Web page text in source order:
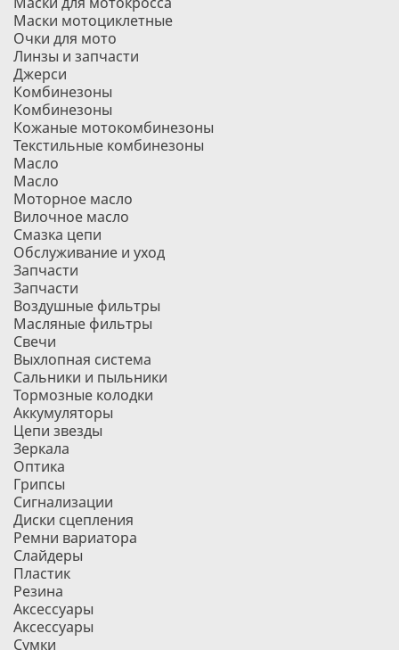
Маски мотоциклетные
Очки для мото
Линзы и запчасти
Джерси
Комбинезоны
Комбинезоны
Кожаные мотокомбинезоны
Текстильные комбинезоны
Масло
Масло
Моторное масло
Вилочное масло
Смазка цепи
Обслуживание и уход
Запчасти
Запчасти
Воздушные фильтры
Масляные фильтры
Свечи
Выхлопная система
Сальники и пыльники
Тормозные колодки
Аккумуляторы
Цепи звезды
Зеркала
Оптика
Грипсы
Сигнализации
Диски сцепления
Ремни вариатора
Слайдеры
Пластик
Резина
Аксессуары
Аксессуары
Сумки